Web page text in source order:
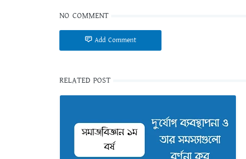
NO COMMENT
Add Comment
RELATED POST